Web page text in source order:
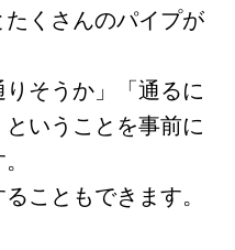
くさんのパイプが
そうか」「通るに
いうことを事前に
こともできます。